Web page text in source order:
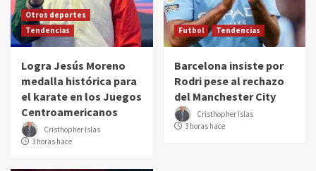
Otros deportes
Tendencias
Logra Jesús Moreno
medalla histórica para
el karate en los Juegos
Centroamericanos
Cristhopher Islas
3 horas hace
Futbol Tendencias
Barcelona insiste por
Rodri pese al rechazo
del Manchester City
Cristhopher Islas
3 horas hace